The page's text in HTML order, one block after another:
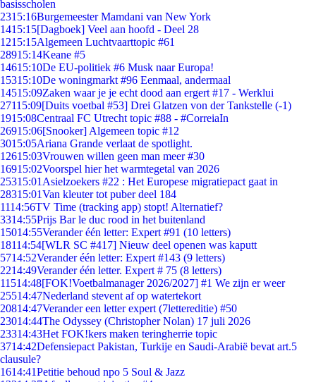
basisscholen
2315:16Burgemeester Mamdani van New York
1415:15[Dagboek] Veel aan hoofd - Deel 28
1215:15Algemeen Luchtvaarttopic #61
28915:14Keane #5
14615:10De EU-politiek #6 Musk naar Europa!
15315:10De woningmarkt #96 Eenmaal, andermaal
14515:09Zaken waar je je echt dood aan ergert #17 - Werklui
27115:09[Duits voetbal #53] Drei Glatzen von der Tankstelle (-1)
1915:08Centraal FC Utrecht topic #88 - #CorreiaIn
26915:06[Snooker] Algemeen topic #12
3015:05Ariana Grande verlaat de spotlight.
12615:03Vrouwen willen geen man meer #30
16915:02Voorspel hier het warmtegetal van 2026
25315:01 Asielzoekers #22 : Het Europese migratiepact gaat in
28315:01Van kleuter tot puber deel 184
1114:56TV Time (tracking app) stopt! Alternatief?
3314:55Prijs Bar le duc rood in het buitenland
15014:55Verander één letter: Expert #91 (10 letters)
18114:54[WLR SC #417] Nieuw deel openen was kaputt
5714:52Verander één letter: Expert #143 (9 letters)
2214:49Verander één letter. Expert # 75 (8 letters)
11514:48[FOK!Voetbalmanager 2026/2027] #1 We zijn er weer
25514:47Nederland stevent af op watertekort
20814:47Verander een letter expert (7lettereditie) #50
23014:44The Odyssey (Christopher Nolan) 17 juli 2026
23314:43Het FOK!kers maken teringherrie topic
3714:42Defensiepact Pakistan, Turkije en Saudi-Arabië bevat art.5
clausule?
1614:41Petitie behoud npo 5 Soul & Jazz